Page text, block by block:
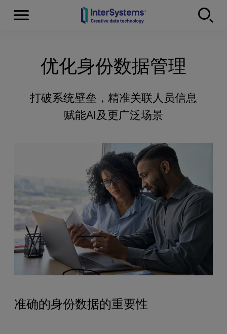
Skip to content
Menu
优化身份数据管理
打破系统壁垒，精准关联人员信息
赋能AI及更广泛场景
准确的身份数据的重要性